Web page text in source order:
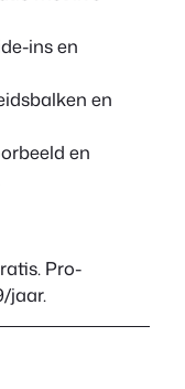
ins en
en
en
Pro-
jaar.